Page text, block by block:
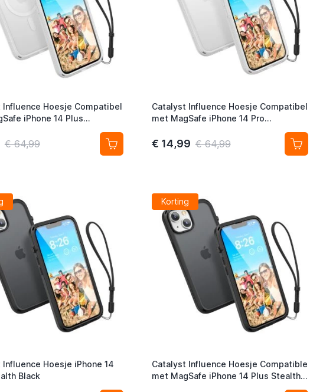
Influence Hoesje Compatibel
iPhone 14 Plus
€ 64,99
Catalyst Influence Hoesje Compatibel
met MagSafe iPhone 14 Pro
€ 14,99 € 64,99
Hoesje iPhone 14
Black
Korting
Catalyst Influence Hoesje Compatible
met MagSafe iPhone 14 Plus Stealth